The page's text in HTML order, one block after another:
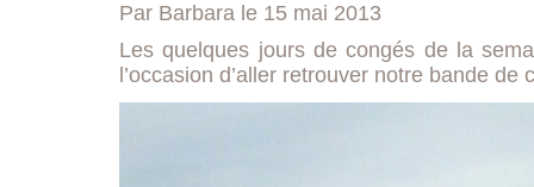
Par Barbara le 15 mai 2013
Les quelques jours de congés de la
l’occasion d’aller retrouver notre bande